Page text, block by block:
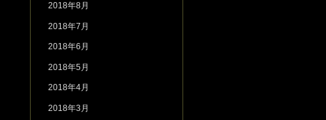
2018年8月
2018年7月
2018年6月
2018年5月
2018年4月
2018年3月